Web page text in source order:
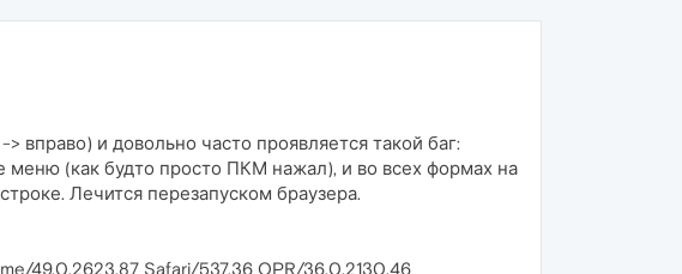
вправо) и довольно часто проявляется такой баг:
меню (как будто просто ПКМ нажал), и во всех формах на
Лечится перезапуском браузера.
49.0.2623.87 Safari/537.36 OPR/36.0.2130.46